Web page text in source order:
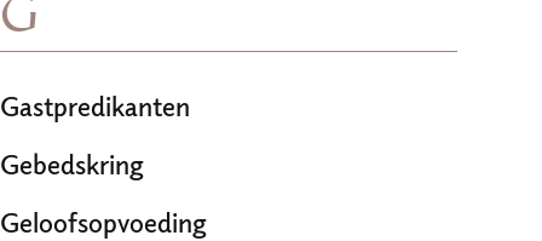
Gastpredikanten
Gebedskring
Geloofsopvoeding